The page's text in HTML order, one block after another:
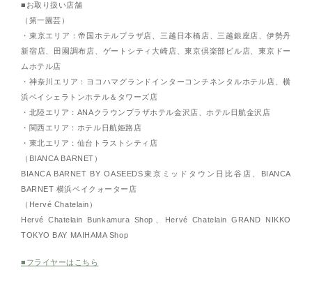
■お取り扱い店舗
（第一園芸）
・東京エリア：帝国ホテルプラザ店、三越日本橋店、三越銀座店、伊勢丹
新宿店、田園調布店、ゲートシティ大崎店、東京倶楽部ビル店、東京ドー
ムホテル店
・神奈川エリア：ヨコハマグランドインターコンチネンタルホテル店、横
浜ベイシェラトンホテル＆タワーズ店
・北陸エリア：ANAクラウンプラザホテル金沢店、ホテル日航金沢店
・関西エリア：ホテル日航姫路店
・東北エリア：仙台トラストシティ店
（BIANCA BARNET）
BIANCA BARNET BY OASEEDS東京ミッドタウン日比谷店、BIANCA
BARNET 横浜ベイクォーター店
（Hervé Chatelain）
Hervé Chatelain Bunkamura Shop、Hervé Chatelain GRAND NIKKO
TOKYO BAY MAIHAMA Shop
■フライヤーはこちら